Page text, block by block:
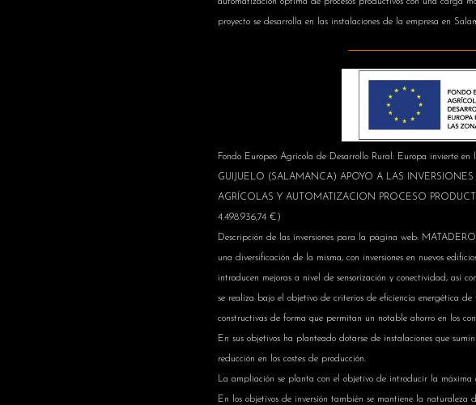
proyecto se desarrolla en las instalaciones de la empresa en
Fondo Europeo Agrícola de Desarrollo Rural: Europa
GUIJUELO (SALAMANCA) APOYO A LAS
AGRÍCOLAS Y AUTOMATIZACION PROCESO
4.498.936,74 €)
Descripción de las inversiones para la página web:
una diversificación de la misma, con inversiones en nuevos
introducen mejoras a nivel de sensorización y conectividad, así
se realiza bajo el objetivo de criterios de eficiencia energética
constructivas de forma que permitan un notable ahorro en los
En sus objetivos ha planteado dotarse de instalaciones que
reducción en los costes de producción.
La ampliación se planta con el objetivo de introducir la máxima
En los objetivos de inversión también se mantiene la naturaleza